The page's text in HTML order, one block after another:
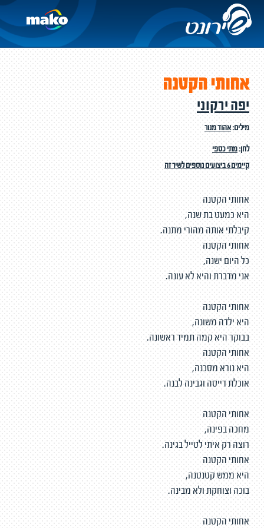
אחותי הקטנה
יפה ירקוני
מילים:אהוד מנור
לחן:מתי כספי
קיימים 6 ביצועים נוספים לשיר זה
אחותי הקטנה
היא כמעט בת שנה,
קיבלתי אותה מהורי מתנה.
אחותי הקטנה
כל היום ישנה,
אני מדברת והיא לא עונה.
אחותי הקטנה
היא ילדה משונה,
בבוקר היא קמה תמיד ראשונה.
אחותי הקטנה
היא נורא מסכנה,
אוכלת דייסה וגבינה לבנה.
אחותי הקטנה
מחכה בפינה,
רוצה רק איתי לטייל בגינה.
אחותי הקטנה
היא ממש קטנטנה,
בוכה וצוחקת ולא מבינה.
אחותי הקטנה